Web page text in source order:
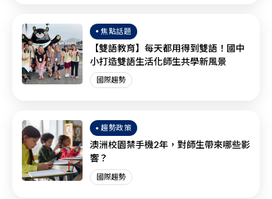
焦點話題
【雙語教育】每天都用得到雙語！國中
小打造雙語生活化師生共學新風景
國際趨勢
趨勢政策
澳洲校園禁手機2年，對師生帶來哪些影
響？
國際趨勢